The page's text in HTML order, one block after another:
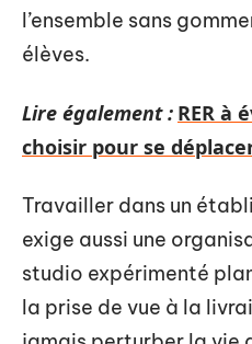
l’ensemble sans
élèves.
Lire également : RER à
choisir pour se
Travailler dans un
exige aussi une
studio expérimenté
la prise de vue à la